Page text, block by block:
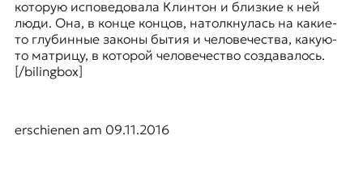
которую исповедовала Клинтон и близкие к ней
люди. Она, в конце концов, натолкнулась на какие-
то глубинные законы бытия и человечества, какую-
то матрицу, в которой человечество создавалось.
[/bilingbox]
erschienen am 09.11.2016